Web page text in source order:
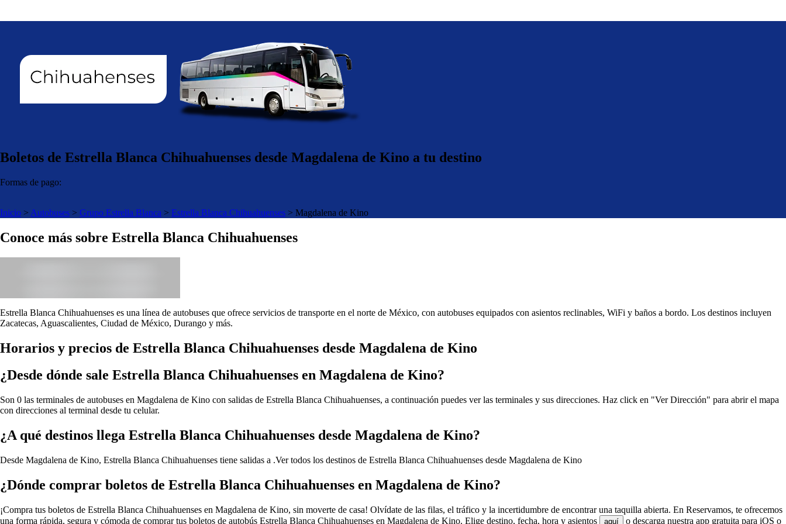
Boletos de Estrella Blanca Chihuahuenses desde Magdalena de Kino a tu destino
Formas de pago:
Inicio > Autobuses > Grupo Estrella Blanca > Estrella Blanca Chihuahuenses > Magdalena de Kino
Conoce más sobre Estrella Blanca Chihuahuenses
Estrella Blanca Chihuahuenses es una línea de autobuses que ofrece servicios de transporte en el norte de México, con autobuses equipados con asientos reclinables, WiFi y baños a bordo. Los destinos incluyen
Zacatecas, Aguascalientes, Ciudad de México, Durango y más.
Horarios y precios de Estrella Blanca Chihuahuenses desde Magdalena de Kino
¿Desde dónde sale Estrella Blanca Chihuahuenses en Magdalena de Kino?
Son 0 las terminales de autobuses en Magdalena de Kino con salidas de Estrella Blanca Chihuahuenses, a continuación puedes ver las terminales y sus direcciones. Haz click en "Ver Dirección" para abrir el mapa
con direcciones al terminal desde tu celular.
¿A qué destinos llega Estrella Blanca Chihuahuenses desde Magdalena de Kino?
Desde Magdalena de Kino, Estrella Blanca Chihuahuenses tiene salidas a .Ver todos los destinos de Estrella Blanca Chihuahuenses desde Magdalena de Kino
¿Dónde comprar boletos de Estrella Blanca Chihuahuenses en Magdalena de Kino?
¡Compra tus boletos de Estrella Blanca Chihuahuenses en Magdalena de Kino, sin moverte de casa! Olvídate de las filas, el tráfico y la incertidumbre de encontrar una taquilla abierta. En Reservamos, te ofrecemos
una forma rápida, segura y cómoda de comprar tus boletos de autobús Estrella Blanca Chihuahuenses en Magdalena de Kino. Elige destino, fecha, hora y asientos
aquí o descarga nuestra app gratuita para iOS o